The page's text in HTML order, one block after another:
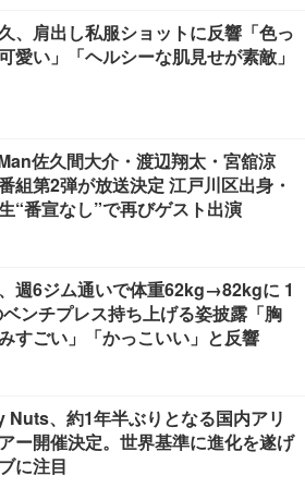
、肩出し私服ショットに反響「色っ
愛い」「ヘルシーな肌見せが素敵」
佐久間大介・渡辺翔太・宮舘涼
組第2弾が放送決定 江戸川区出身・
“番宣なし”で再びゲスト出演
週6ジム通いで体重62kg→82kgに 1
ンチプレス持ち上げる姿披露「胸
すごい」「かっこいい」と反響
Nuts、約1年半ぶりとなる国内アリ
ー開催決定。世界基準に進化を遂げ
に注目